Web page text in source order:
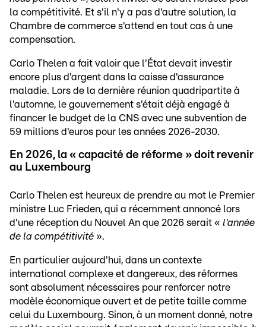
la compétitivité. Et s'il n'y a pas d'autre solution, la
Chambre de commerce s'attend en tout cas à une
compensation.
Carlo Thelen a fait valoir que l'État devait investir
encore plus d'argent dans la caisse d'assurance
maladie. Lors de la dernière réunion quadripartite à
l'automne, le gouvernement s'était déjà engagé à
financer le budget de la CNS avec une subvention de
59 millions d'euros pour les années 2026-2030.
En 2026, la « capacité de réforme » doit revenir
au Luxembourg
Carlo Thelen est heureux de prendre au mot le Premier
ministre Luc Frieden, qui a récemment annoncé lors
d'une réception du Nouvel An que 2026 serait « l'année
de la compétitivité ».
En particulier aujourd'hui, dans un contexte
international complexe et dangereux, des réformes
sont absolument nécessaires pour renforcer notre
modèle économique ouvert et de petite taille comme
celui du Luxembourg. Sinon, à un moment donné, notre